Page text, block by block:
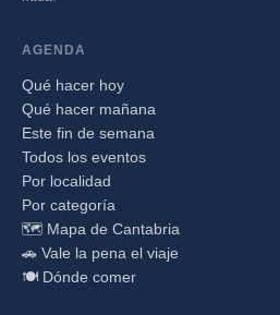
AGENDA
Qué hacer hoy
Qué hacer mañana
Este fin de semana
Todos los eventos
Por localidad
Por categoría
🗺️ Mapa de Cantabria
🚗 Vale la pena el viaje
🍽️ Dónde comer